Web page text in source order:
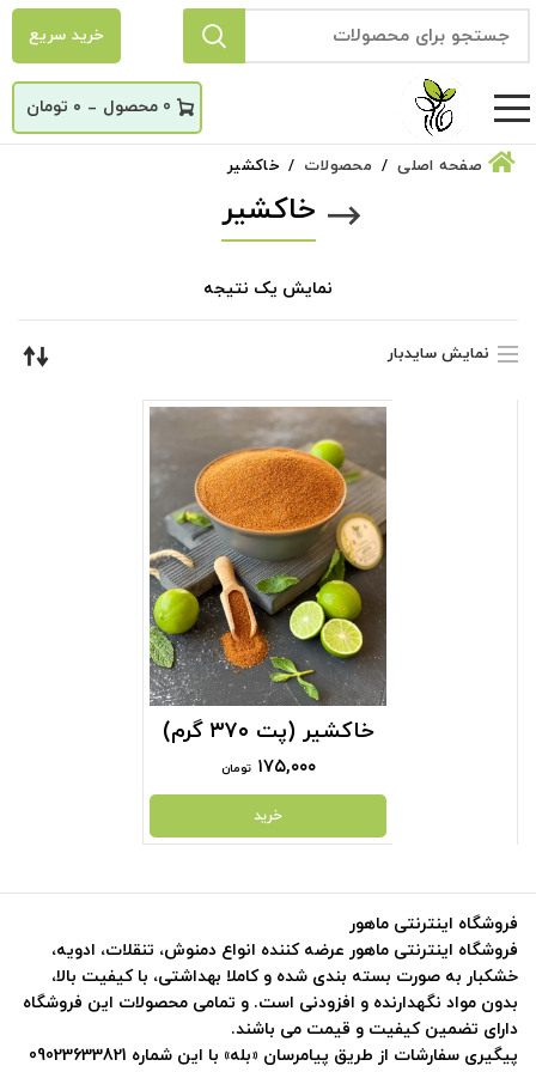
خرید سریع
0
_ ۰ تومان
صفحه اصلی محصولات خاکشیر
خاکشیر
نمایش یک نتیجه
نمایش سایدبار
خاکشیر (پت ۳۷۰ گرم)
۱۷۵,۰۰۰ تومان
خرید
فروشگاه اینترنتی ماهور
فروشگاه اینترنتی ماهور عرضه کننده انواع دمنوش، تنقلات، ادویه،
خشکبار به صورت بسته بندی شده و کاملا بهداشتی، با کیفیت بالا،
بدون مواد نگهدارنده و افزودنی است. و تمامی محصولات این فروشگاه
دارای تضمین کیفیت و قیمت می باشند.
پیگیری سفارشات از طریق پیامرسان «بله» با این شماره 09023633821